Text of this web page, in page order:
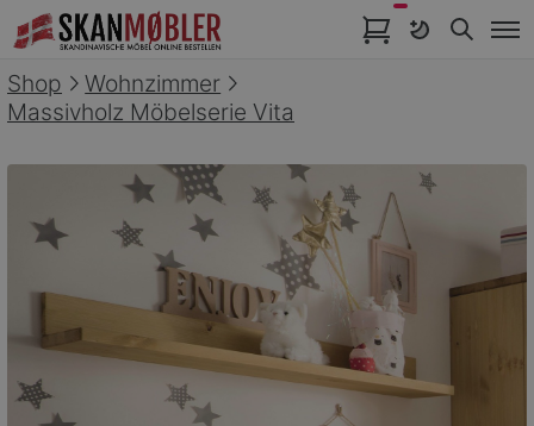
Artikel im Warenkorb
Shop
Wohnzimmer
Massivholz Möbelserie Vita